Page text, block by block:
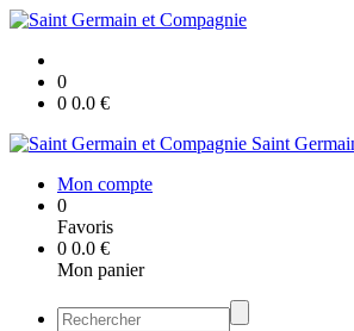
0
0 0.0 €
Saint
Mon compte
0
Favoris
0 0.0 €
Mon panier